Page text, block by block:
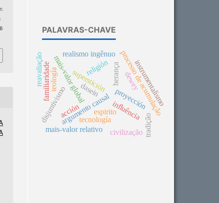
PALAVRAS-CHAVE
argumento causal
superstición
proyección
processo de acumulação
mais-valor global
mais-valor relativo
disjuntivismo
religión
realismo ingênuo
tecnología
instrumentalismo
dewey
teología
espiritoinfluência
familiaridade dasein
herança
reavaliação
tradição
acción
civilização